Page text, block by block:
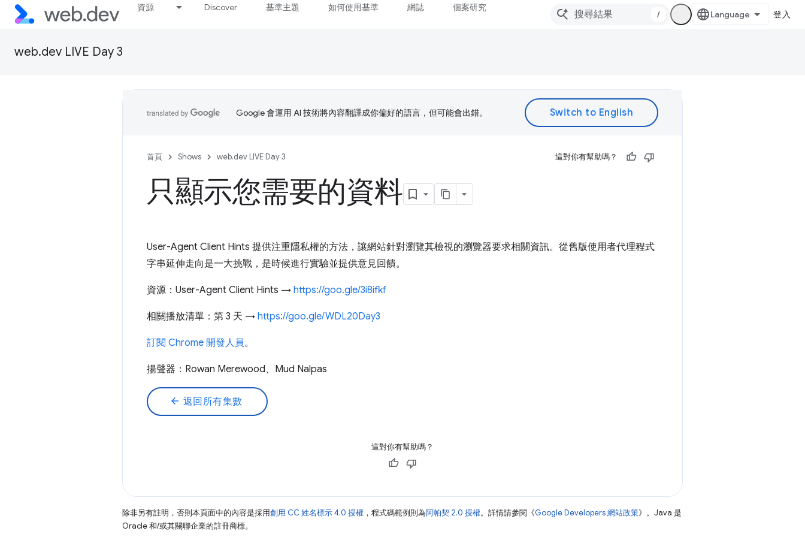
資源 Discover 基準主題 如何使用基準 網誌 個案研究
/ 登入
web.dev LIVE Day 3
Google 會運用 AI 技術將內容翻譯成你偏好的語言，但可能會出錯。
首頁 Shows web.dev LIVE Day 3 這對你有幫助嗎？
只顯示您需要的資料
User-Agent Client Hints 提供注重隱私權的方法，讓網站針對瀏覽其檢視的瀏覽器要求相關資訊。從舊版使用者代理程式
字串延伸走向是一大挑戰，是時候進行實驗並提供意見回饋。
資源：User-Agent Client Hints → https://goo.gle/3i8ifkf
相關播放清單：第 3 天 → https://goo.gle/WDL20Day3
訂閱 Chrome 開發人員。
揚聲器：Rowan Merewood、Mud Nalpas
arrow_back 返回所有集數
這對你有幫助嗎？
除非另有註明，否則本頁面中的內容是採用創用 CC 姓名標示 4.0 授權 ，程式碼範例則為阿帕契 2.0 授權。詳情請參閱《Google Developers 網站政策》。Java 是
Oracle 和/或其關聯企業的註冊商標。